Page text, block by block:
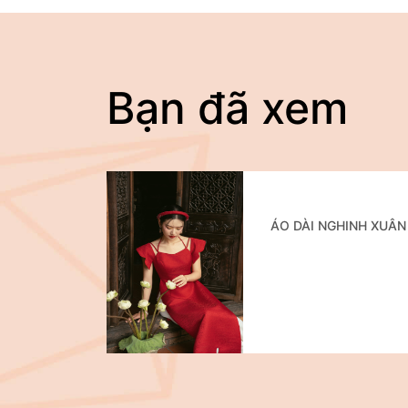
Bạn đã xem
ÁO DÀI NGHINH